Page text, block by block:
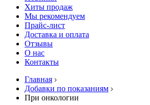
Хиты продаж
Мы рекомендуем
Прайс-лист
Доставка и оплата
Отзывы
О нас
Контакты
Главная
Добавки по показаниям
При онкологии